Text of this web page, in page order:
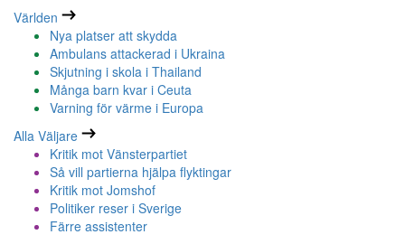
Världen
Nya platser att skydda
Ambulans attackerad i Ukraina
Skjutning i skola i Thailand
Många barn kvar i Ceuta
Varning för värme i Europa
Alla Väljare
Kritik mot Vänsterpartiet
Så vill partierna hjälpa flyktingar
Kritik mot Jomshof
Politiker reser i Sverige
Färre assistenter